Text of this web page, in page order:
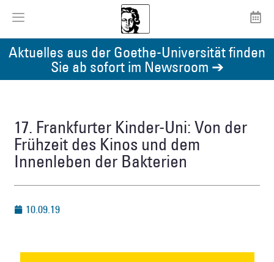
Aktuelles aus der Goethe-Universität finden
Sie ab sofort im Newsroom ➔
17. Frankfurter Kinder-Uni: Von der
Frühzeit des Kinos und dem
Innenleben der Bakterien
10.09.19